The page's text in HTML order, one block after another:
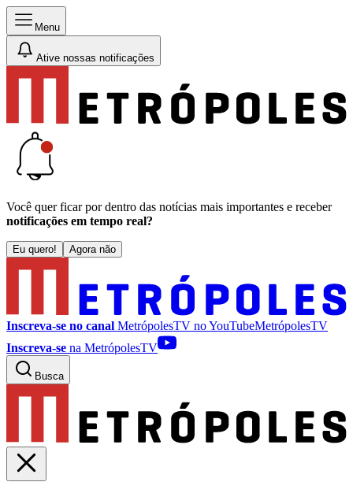
Menu
Ative nossas notificações
Você quer ficar por dentro das notícias mais importantes e receber
notificações em tempo real?
Eu quero! Agora não
Inscreva-se no canal MetrópolesTV noYouTubeMetrópolesTV
Inscreva-se na MetrópolesTV
Busca